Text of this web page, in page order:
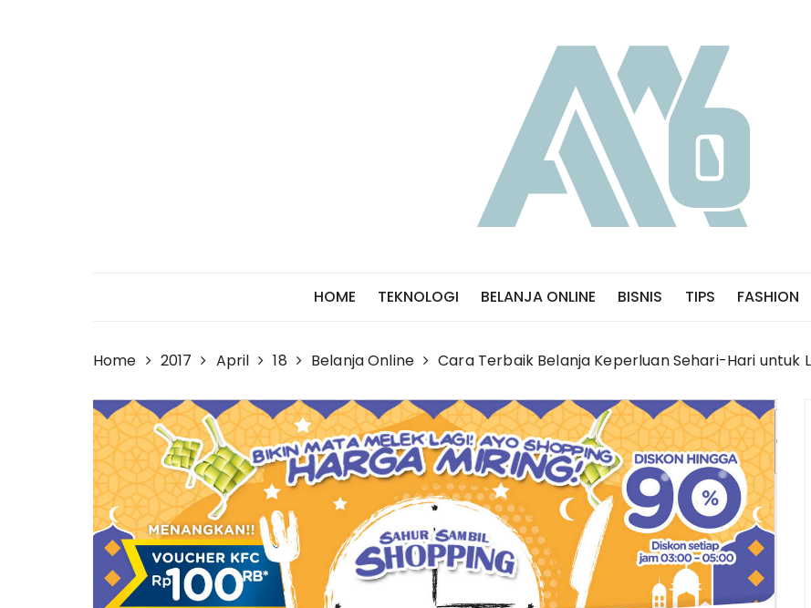
HOME TEKNOLOGI BELANJA ONLINE BISNIS TIPS FASHION
Home 2017 April 18 Belanja Online Cara Terbaik Belanja Keperluan Sehari-Hari untuk